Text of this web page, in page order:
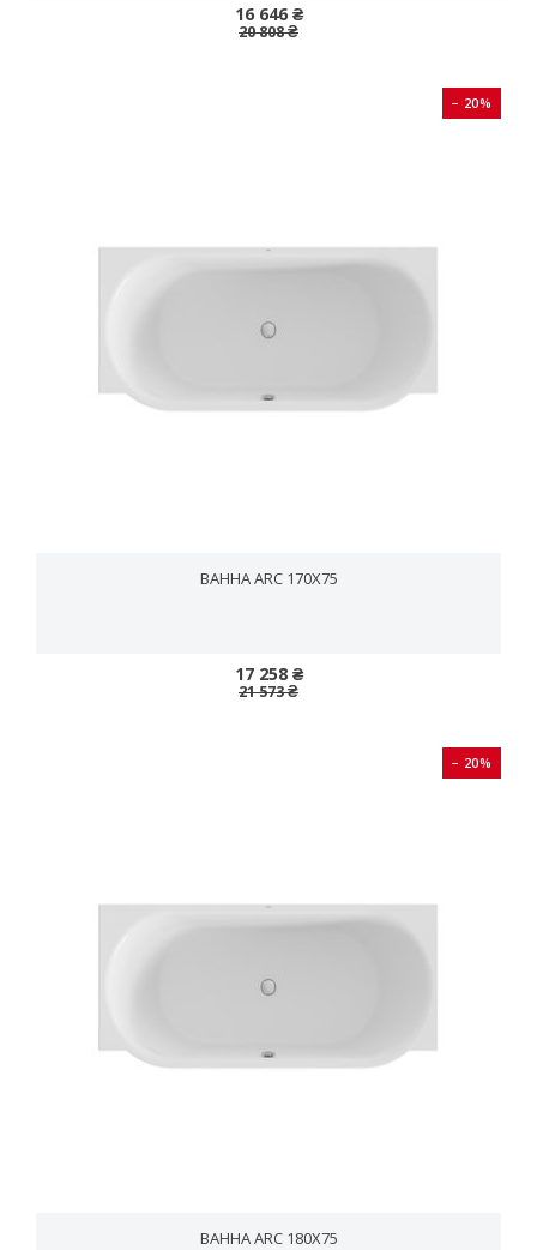
16 646 ₴
20 808 ₴
− 20%
ВАННА ARC 170X75
17 258 ₴
21 573 ₴
− 20%
ВАННА ARC 180X75